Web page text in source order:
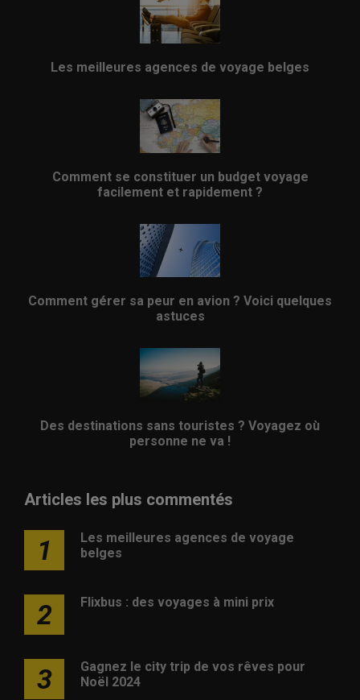
Les meilleures agences de voyage belges
Comment se constituer un budget voyage
facilement et rapidement ?
Comment gérer sa peur en avion ? Voici quelques
astuces
Des destinations sans touristes ? Voyagez où
personne ne va !
Articles les plus commentés
1
Les meilleures agences de voyage
belges
2 Flixbus : des voyages à mini prix
3
Gagnez le city trip de vos rêves pour
Noël 2024